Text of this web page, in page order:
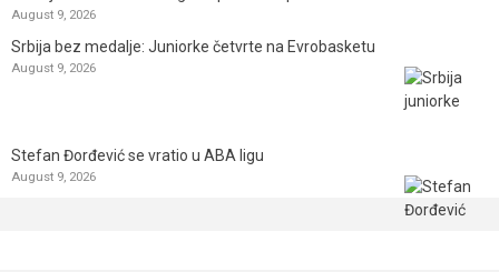
August 9, 2026
Srbija bez medalje: Juniorke četvrte na Evrobasketu
August 9, 2026
Stefan Đorđević se vratio u ABA ligu
August 9, 2026